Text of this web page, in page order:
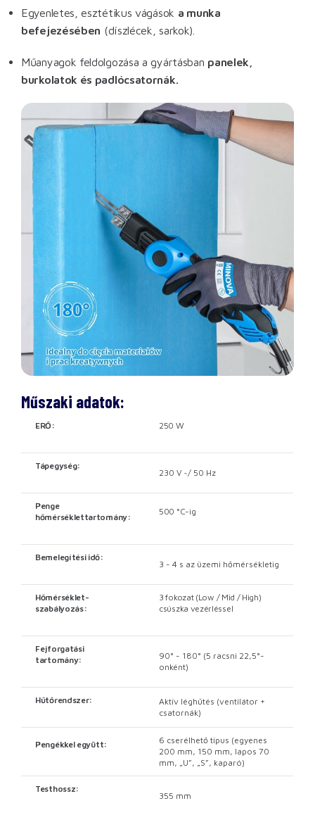
Egyenletes, esztétikus vágások a munka
befejezésében (díszlécek, sarkok).
Műanyagok feldolgozása a gyártásban panelek,
burkolatok és padlócsatornák.
Műszaki adatok:
ERŐ: 250 W
Tápegység:
230 V ~/ 50 Hz
Penge
hőmérséklettartomány:
500 °C-ig
Bemelegítési idő:
3 - 4 s az üzemi hőmérsékletig
Hőmérséklet-
szabályozás:
3 fokozat (Low / Mid / High)
csúszka vezérléssel
Fejforgatási
tartomány:
90° - 180° (5 racsni 22,5°-
onként)
Hűtőrendszer:
Aktív léghűtés (ventilátor +
csatornák)
Pengékkel együtt:
6 cserélhető típus (egyenes
200 mm, 150 mm, lapos 70
mm, „U”, „S”, kaparó)
Testhossz:
355 mm